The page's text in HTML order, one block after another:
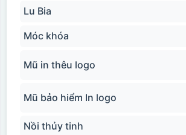
Lu Bia
Móc khóa
Mũ in thêu logo
Mũ bảo hiểm In logo
Nồi thủy tinh